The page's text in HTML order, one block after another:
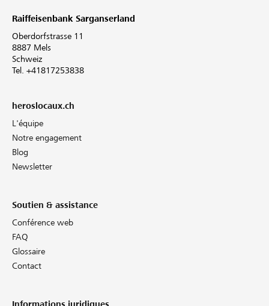
Raiffeisenbank Sarganserland
Oberdorfstrasse 11
8887 Mels
Schweiz
Tel. +41817253838
heroslocaux.ch
L'équipe
Notre engagement
Blog
Newsletter
Soutien & assistance
Conférence web
FAQ
Glossaire
Contact
Informations juridiques